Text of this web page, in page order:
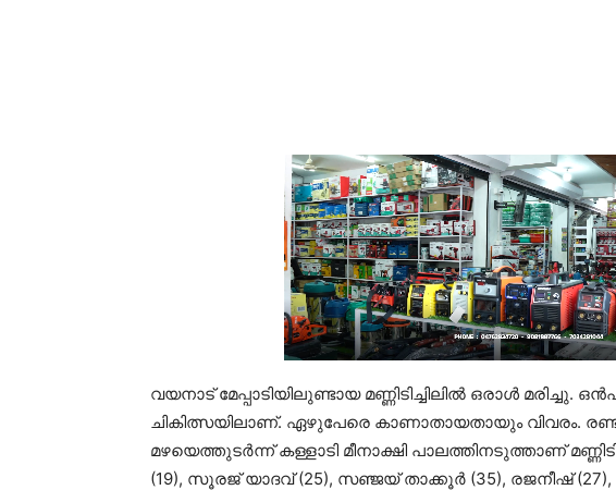
വയനാട് മേപ്പാടിയിലുണ്ടായ മണ്ണിടിച്ചിലില്‍ ഒരാള്‍
ചികിത്സയിലാണ്. ഏഴുപേരെ കാണാതായതായും വിവരം.
മഴയെത്തുടര്‍ന്ന് കള്ളാടി മീനാക്ഷി പാലത്തിനടുത്താണ്
(19), സൂരജ് യാദവ് (25), സഞ്ജയ് താക്കൂര്‍ (35), രജനീഷ്